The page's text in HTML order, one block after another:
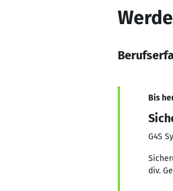
Bis
G4S
div.